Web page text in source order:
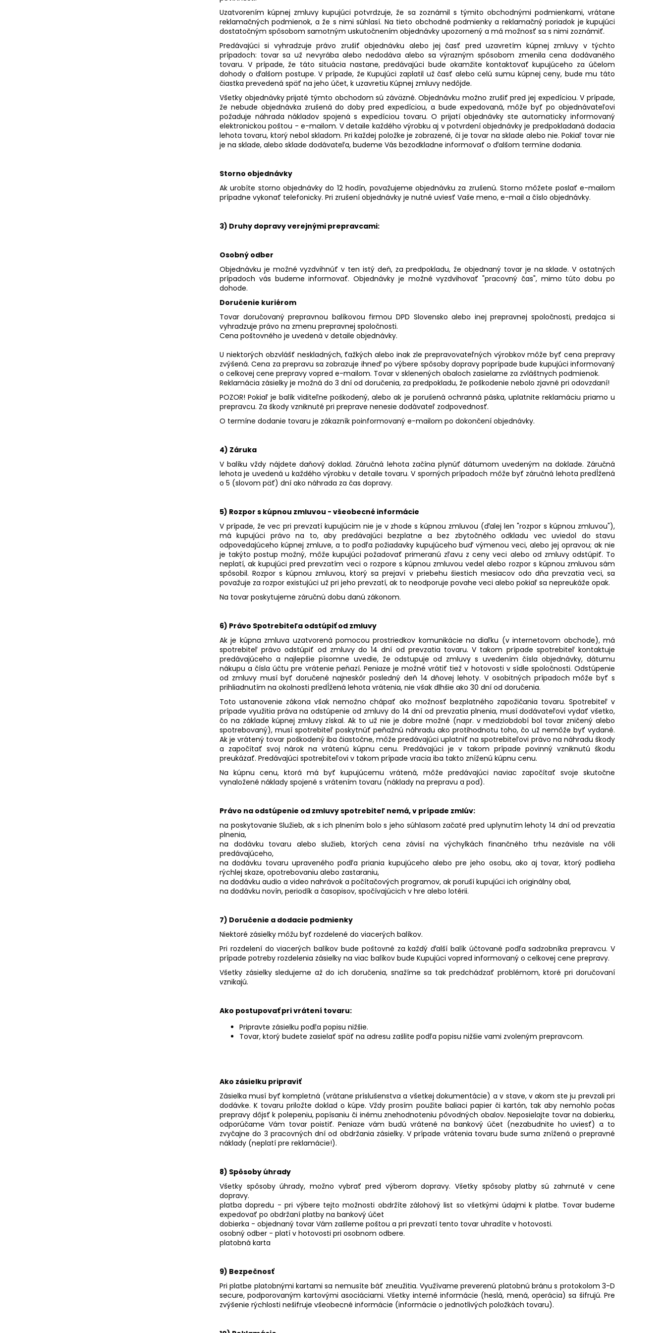
Uzatvorením kúpnej zmluvy kupujúci potvrdzuje, že sa zoznámil s týmito obchodnými podmienkami, vrátane
reklamačných podmienok, a že s nimi súhlasí. Na tieto obchodné podmienky a reklamačný poriadok je kupujúci
dostatočným spôsobom samotným uskutočnením objednávky upozornený a má možnosť sa s nimi zoznámiť.
Predávajúci si vyhradzuje právo zrušiť objednávku alebo jej časť pred uzavretím kúpnej zmluvy v týchto
prípadoch: tovar sa už nevyrába alebo nedodáva alebo sa výrazným spôsobom zmenila cena dodávaného
tovaru. V prípade, že táto situácia nastane, predávajúci bude okamžite kontaktovať kupujúceho za účelom
dohody o ďalšom postupe. V prípade, že Kupujúci zaplatil už časť alebo celú sumu kúpnej ceny, bude mu táto
čiastka prevedená späť na jeho účet, k uzavretiu Kúpnej zmluvy nedôjde.
Všetky objednávky prijaté týmto obchodom sú záväzné. Objednávku možno zrušiť pred jej expedíciou. V prípade,
že nebude objednávka zrušená do doby pred expedíciou, a bude expedovaná, môže byť po objednávateľovi
požaduje náhrada nákladov spojená s expedíciou tovaru. O prijatí objednávky ste automaticky informovaný
elektronickou poštou - e-mailom. V detaile každého výrobku aj v potvrdení objednávky je predpokladaná dodacia
lehota tovaru, ktorý nebol skladom. Pri každej položke je zobrazené, či je tovar na sklade alebo nie. Pokiaľ tovar nie
je na sklade, alebo sklade dodávateľa, budeme Vás bezodkladne informovať o ďalšom termíne dodania.
Storno objednávky
Ak urobíte storno objednávky do 12 hodín, považujeme objednávku za zrušenú. Storno môžete poslať e-mailom
prípadne vykonať telefonicky. Pri zrušení objednávky je nutné uviesť Vaše meno, e-mail a číslo objednávky.
3) Druhy dopravy verejnými prepravcami:
Osobný odber
Objednávku je možné vyzdvihnúť v ten istý deň, za predpokladu, že objednaný tovar je na sklade. V ostatných
prípadoch vás budeme informovať. Objednávky je možné vyzdvihovať "pracovný čas", mimo túto dobu po
dohode.
Doručenie kuriérom
Tovar doručovaný prepravnou balíkovou firmou DPD Slovensko alebo inej prepravnej spoločnosti, predajca si
vyhradzuje právo na zmenu prepravnej spoločnosti.
Cena poštovného je uvedená v detaile objednávky.
U niektorých obzvlášť neskladných, ťažkých alebo inak zle prepravovateľných výrobkov môže byť cena prepravy
zvýšená. Cena za prepravu sa zobrazuje ihneď po výbere spôsoby dopravy poprípade bude kupujúci informovaný
o celkovej cene prepravy vopred e-mailom. Tovar v sklenených obaloch zasielame za zvláštnych podmienok.
Reklamácia zásielky je možná do 3 dní od doručenia, za predpokladu, že poškodenie nebolo zjavné pri odovzdaní!
POZOR! Pokiaľ je balík viditeľne poškodený, alebo ak je porušená ochranná páska, uplatnite reklamáciu priamo u
prepravcu. Za škody vzniknuté pri preprave nenesie dodávateľ zodpovednosť.
O termíne dodanie tovaru je zákazník poinformovaný e-mailom po dokončení objednávky.
4) Záruka
V balíku vždy nájdete daňový doklad. Záručná lehota začína plynúť dátumom uvedeným na doklade. Záručná
lehota je uvedená u každého výrobku v detaile tovaru. V sporných prípadoch môže byť záručná lehota predĺžená
o 5 (slovom päť) dní ako náhrada za čas dopravy.
5) Rozpor s kúpnou zmluvou - všeobecné informácie
V prípade, že vec pri prevzatí kupujúcim nie je v zhode s kúpnou zmluvou (ďalej len "rozpor s kúpnou zmluvou"),
má kupujúci právo na to, aby predávajúci bezplatne a bez zbytočného odkladu vec uviedol do stavu
odpovedajúceho kúpnej zmluve, a to podľa požiadavky kupujúceho buď výmenou veci, alebo jej opravou; ak nie
je takýto postup možný, môže kupujúci požadovať primeranú zľavu z ceny veci alebo od zmluvy odstúpiť. To
neplatí, ak kupujúci pred prevzatím veci o rozpore s kúpnou zmluvou vedel alebo rozpor s kúpnou zmluvou sám
spôsobil. Rozpor s kúpnou zmluvou, ktorý sa prejaví v priebehu šiestich mesiacov odo dňa prevzatia veci, sa
považuje za rozpor existujúci už pri jeho prevzatí, ak to neodporuje povahe veci alebo pokiaľ sa nepreukáže opak.
Na tovar poskytujeme záručnú dobu danú zákonom.
6) Právo Spotrebiteľa odstúpiť od zmluvy
Ak je kúpna zmluva uzatvorená pomocou prostriedkov komunikácie na diaľku (v internetovom obchode), má
spotrebiteľ právo odstúpiť od zmluvy do 14 dní od prevzatia tovaru. V takom prípade spotrebiteľ kontaktuje
predávajúceho a najlepšie písomne uvedie, že odstupuje od zmluvy s uvedením čísla objednávky, dátumu
nákupu a čísla účtu pre vrátenie peňazí. Peniaze je možné vrátiť tiež v hotovosti v sídle spoločnosti. Odstúpenie
od zmluvy musí byť doručené najneskôr posledný deň 14 dňovej lehoty. V osobitných prípadoch môže byť s
prihliadnutím na okolnosti predĺžená lehota vrátenia, nie však dlhšie ako 30 dní od doručenia.
Toto ustanovenie zákona však nemožno chápať ako možnosť bezplatného zapožičania tovaru. Spotrebiteľ v
prípade využitia práva na odstúpenie od zmluvy do 14 dní od prevzatia plnenia, musí dodávateľovi vydať všetko,
čo na základe kúpnej zmluvy získal. Ak to už nie je dobre možné (napr. v medziobdobí bol tovar zničený alebo
spotrebovaný), musí spotrebiteľ poskytnúť peňažnú náhradu ako protihodnotu toho, čo už nemôže byť vydané.
Ak je vrátený tovar poškodený iba čiastočne, môže predávajúci uplatniť na spotrebiteľovi právo na náhradu škody
a započítať svoj nárok na vrátenú kúpnu cenu. Predávajúci je v takom prípade povinný vzniknutú škodu
preukázať. Predávajúci spotrebiteľovi v takom prípade vracia iba takto zníženú kúpnu cenu.
Na kúpnu cenu, ktorá má byť kupujúcemu vrátená, môže predávajúci naviac započítať svoje skutočne
vynaložené náklady spojené s vrátením tovaru (náklady na prepravu a pod).
Právo na odstúpenie od zmluvy spotrebiteľ nemá, v prípade zmlúv:
na poskytovanie Služieb, ak s ich plnením bolo s jeho súhlasom začaté pred uplynutím lehoty 14 dní od prevzatia
plnenia,
na dodávku tovaru alebo služieb, ktorých cena závisí na výchylkách finančného trhu nezávisle na vôli
predávajúceho,
na dodávku tovaru upraveného podľa priania kupujúceho alebo pre jeho osobu, ako aj tovar, ktorý podlieha
rýchlej skaze, opotrebovaniu alebo zastaraniu,
na dodávku audio a video nahrávok a počítačových programov, ak poruší kupujúci ich originálny obal,
na dodávku novín, periodík a časopisov, spočívajúcich v hre alebo lotérii.
7) Doručenie a dodacie podmienky
Niektoré zásielky môžu byť rozdelené do viacerých balíkov.
Pri rozdelení do viacerých balíkov bude poštovné za každý ďalší balík účtované podľa sadzobníka prepravcu. V
prípade potreby rozdelenia zásielky na viac balíkov bude Kupujúci vopred informovaný o celkovej cene prepravy.
Všetky zásielky sledujeme až do ich doručenia, snažíme sa tak predchádzať problémom, ktoré pri doručovaní
vznikajú.
Ako postupovať pri vrátení tovaru:
Pripravte zásielku podľa popisu nižšie.
Tovar, ktorý budete zasielať späť na adresu zašlite podľa popisu nižšie vami zvoleným prepravcom.
Ako zásielku pripraviť
Zásielka musí byť kompletná (vrátane príslušenstva a všetkej dokumentácie) a v stave, v akom ste ju prevzali pri
dodávke. K tovaru priložte doklad o kúpe. Vždy prosím použite baliaci papier či kartón, tak aby nemohlo počas
prepravy dôjsť k polepeniu, popísaniu či inému znehodnoteniu pôvodných obalov. Neposielajte tovar na dobierku,
odporúčame Vám tovar poistiť. Peniaze vám budú vrátené na bankový účet (nezabudnite ho uviesť) a to
zvyčajne do 3 pracovných dní od obdržania zásielky. V prípade vrátenia tovaru bude suma znížená o prepravné
náklady (neplatí pre reklamácie!).
8) Spôsoby úhrady
Všetky spôsoby úhrady, možno vybrať pred výberom dopravy. Všetky spôsoby platby sú zahrnuté v cene
dopravy.
platba dopredu - pri výbere tejto možnosti obdržíte zálohový list so všetkými údajmi k platbe. Tovar budeme
expedovať po obdržaní platby na bankový účet
dobierka - objednaný tovar Vám zašleme poštou a pri prevzatí tento tovar uhradíte v hotovosti.
osobný odber - platí v hotovosti pri osobnom odbere.
platobná karta
9) Bezpečnosť
Pri platbe platobnými kartami sa nemusíte báť zneužitia. Využívame preverenú platobnú bránu s protokolom 3-D
secure, podporovaným kartovými asociáciami. Všetky interné informácie (heslá, mená, operácia) sa šifrujú. Pre
zvýšenie rýchlosti nešifruje všeobecné informácie (informácie o jednotlivých položkách tovaru).